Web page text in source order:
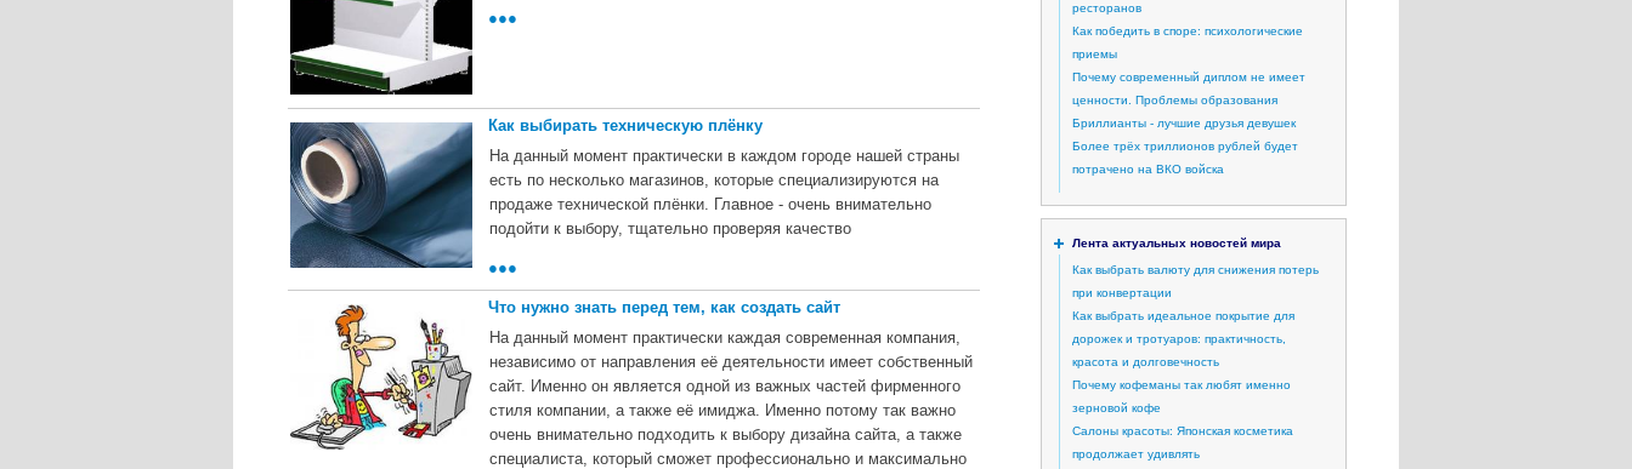
●●●
Как выбирать техническую плёнку
На данный момент практически в каждом городе нашей страны
есть по несколько магазинов, которые специализируются на
продаже технической плёнки. Главное - очень внимательно
подойти к выбору, тщательно проверяя качество
●●●
Что нужно знать перед тем, как создать сайт
На данный момент практически каждая современная компания,
независимо от направления её деятельности имеет собственный
сайт. Именно он является одной из важных частей фирменного
стиля компании, а также её имиджа. Именно потому так важно
очень внимательно подходить к выбору дизайна сайта, а также
специалиста, который сможет профессионально и максимально
ресторанов
Как победить в споре: психологические
приемы
Почему современный диплом не имеет
ценности. Проблемы образования
Бриллианты - лучшие друзья девушек
Более трёх триллионов рублей будет
потрачено на ВКО войска
Лента актуальных новостей мира
Как выбрать валюту для снижения потерь
при конвертации
Как выбрать идеальное покрытие для
дорожек и тротуаров: практичность,
красота и долговечность
Почему кофеманы так любят именно
зерновой кофе
Салоны красоты: Японская косметика
продолжает удивлять